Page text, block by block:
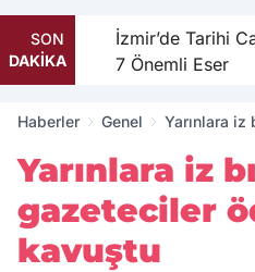
SON
DAKİKA
İzmir’de Tarihi
7 Önemli Eser
Haberler Genel
Yarınlara iz
Yarınlara iz
gazeteciler
kavuştu